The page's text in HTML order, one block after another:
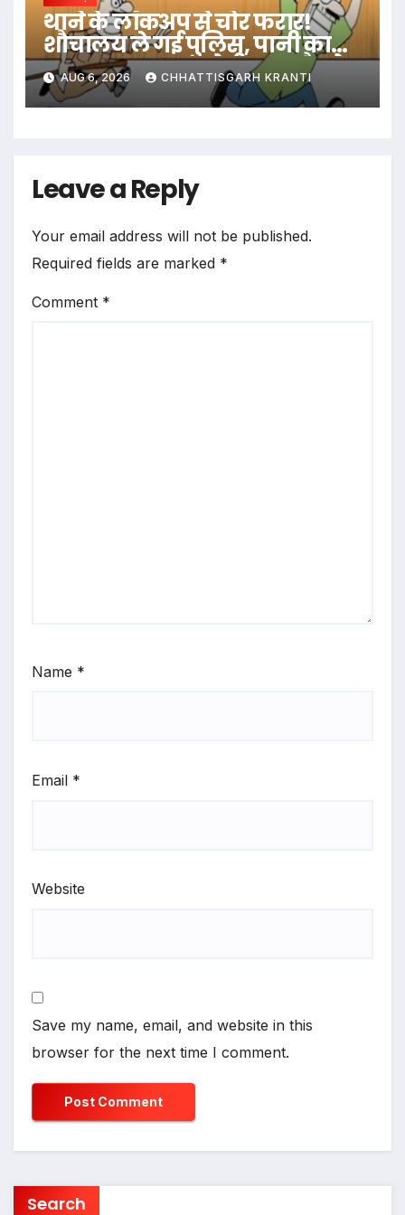
थाने के लॉकअप से चोर फरार!
शौचालय ले गई पुलिस, पानी का
बहाना बनाकर आरोपी हुआ नौ-दो
ग्यारह
AUG 6, 2026 CHHATTISGARH KRANTI
Leave a Reply
Your email address will not be published.
Required fields are marked *
Comment *
Name *
Email *
Website
Save my name, email, and website in this
browser for the next time I comment.
Search